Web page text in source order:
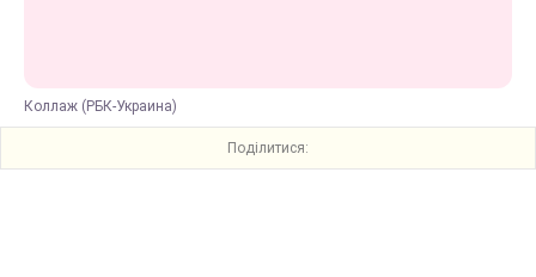
Коллаж (РБК-Украина)
Поділитися: